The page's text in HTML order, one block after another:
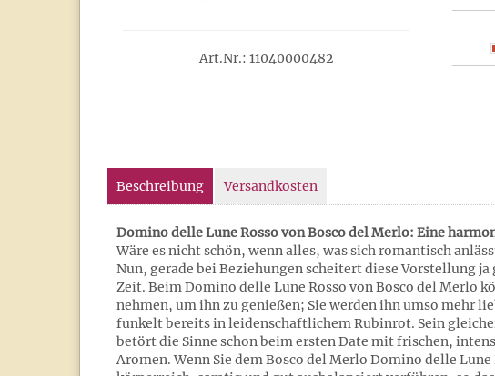
Art.Nr.: 11040000482
Beschreibung Versandkosten
Domino delle Lune Rosso von Bosco del Merlo: Eine
Wäre es nicht schön, wenn alles, was sich romantisch
Nun, gerade bei Beziehungen scheitert diese Vorstellung
Zeit. Beim Domino delle Lune Rosso von Bosco del Merlo
nehmen, um ihn zu genießen; Sie werden ihn umso mehr
funkelt bereits in leidenschaftlichem Rubinrot. Sein
betört die Sinne schon beim ersten Date mit frischen,
Aromen. Wenn Sie dem Bosco del Merlo Domino delle